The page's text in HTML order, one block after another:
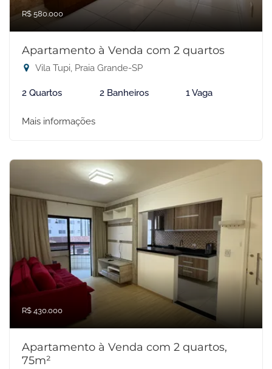
R$ 580.000
Apartamento à Venda com 2 quartos
Vila Tupi, Praia Grande-SP
2 Quartos 2 Banheiros 1 Vaga
Mais informações
R$ 430.000
Apartamento à Venda com 2 quartos,
75m²